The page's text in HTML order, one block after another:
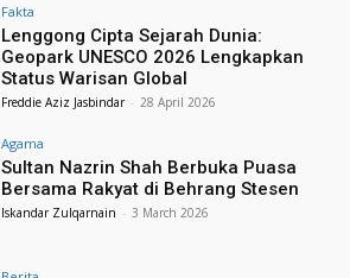
Fakta
Lenggong Cipta Sejarah Dunia:
Geopark UNESCO 2026 Lengkapkan
Status Warisan Global
Freddie Aziz Jasbindar - 28 April 2026
Agama
Sultan Nazrin Shah Berbuka Puasa
Bersama Rakyat di Behrang Stesen
Iskandar Zulqarnain - 3 March 2026